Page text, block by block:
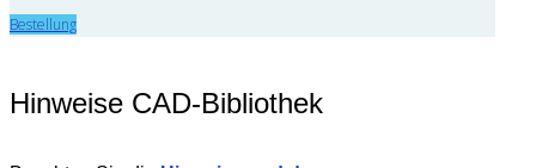
Bestellung
Hinweise CAD-Bibliothek